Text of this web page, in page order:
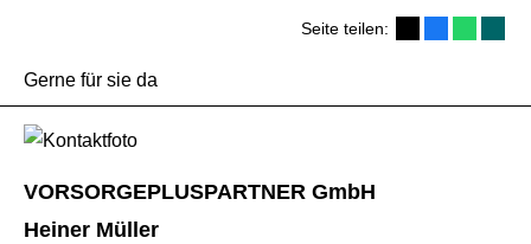
Seite teilen:
Gerne für sie da
VORSORGEPLUSPARTNER GmbH
Heiner Müller